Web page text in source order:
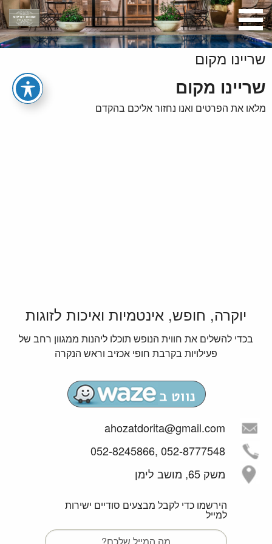
שריינו מקום
שריינו מקום
מלאו את הפרטים ואנו נחזור אליכם בהקדם
יוקרה, חופש, אינטמיות ואיכות לזוגות
בכדי להשלים את חווית הנופש תוכלו ליהנות ממגוון רחב של
פעילויות בקרבת חופי אכזיב וראש הנקרה
ahozatdorita@gmail.com
052-8777548 ,052-8245866
משק 65, מושב לימן
הירשמו כדי לקבל מבצעים סודיים ישירות
למייל